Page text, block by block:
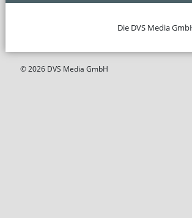
Die DVS Media
© 2026 DVS Media GmbH